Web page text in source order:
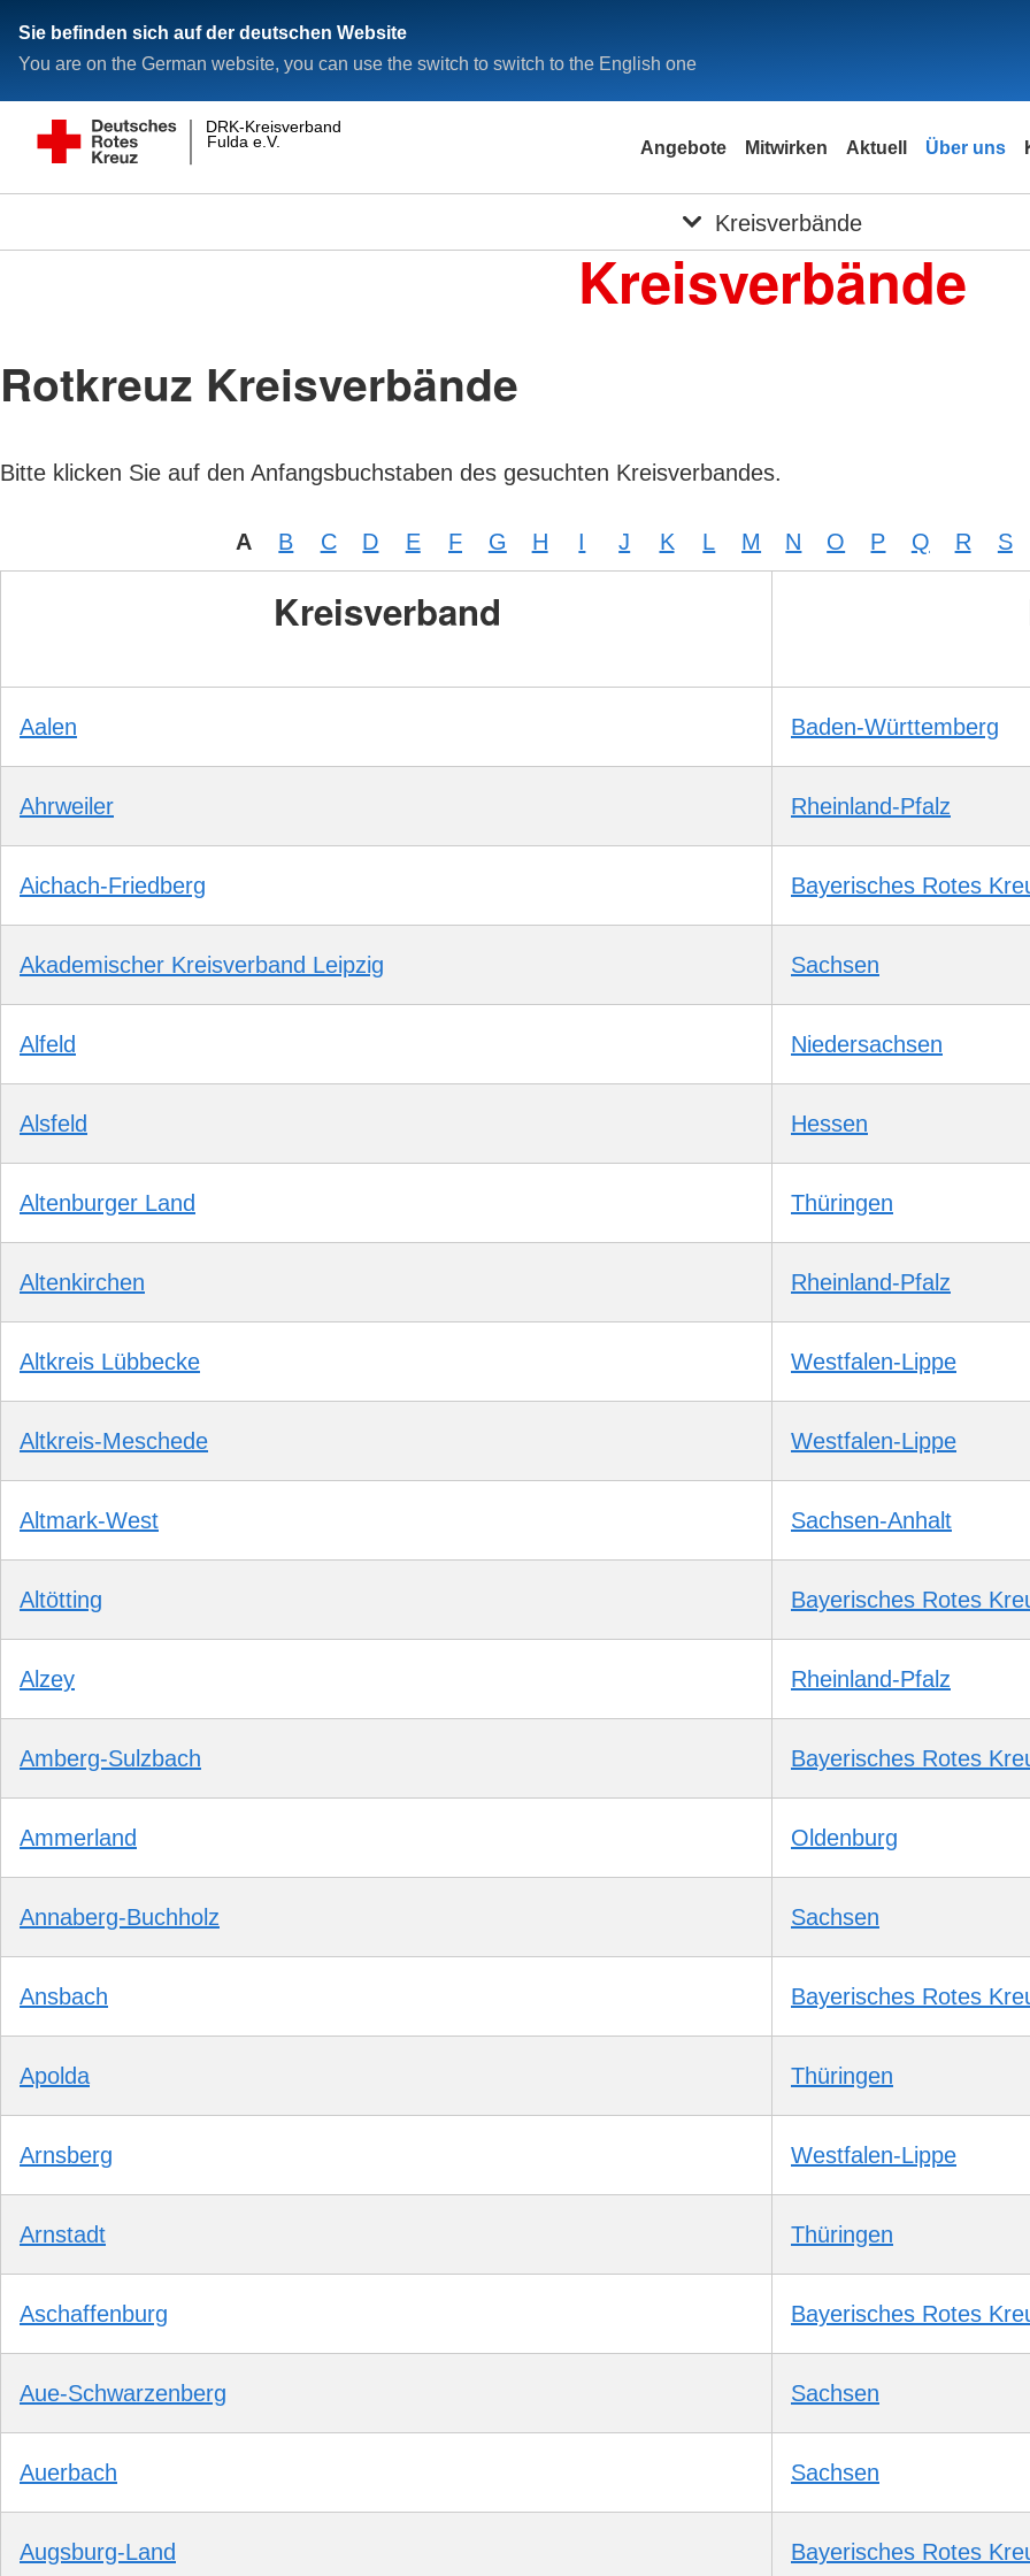
Sie befinden sich auf der deutschen Website
You are on the German website, you can use the switch to switch to the English one
Fulda e.V.
DRK-Kreisverband
Angebote Mitwirken Aktuell Über uns
Kreisverbände
Kreisverbände
Rotkreuz Kreisverbände
Bitte klicken Sie auf den Anfangsbuchstaben des gesuchten Kreisverbandes.
A B C D E F G H I J K L M N O P Q R S
Kreisverband
Aalen Baden-Württemberg
Ahrweiler Rheinland-Pfalz
Aichach-Friedberg Bayerisches Rotes
Akademischer Kreisverband Leipzig Sachsen
Alfeld Niedersachsen
Alsfeld Hessen
Altenburger Land Thüringen
Altenkirchen Rheinland-Pfalz
Altkreis Lübbecke Westfalen-Lippe
Altkreis-Meschede Westfalen-Lippe
Altmark-West Sachsen-Anhalt
Altötting Bayerisches Rotes
Alzey Rheinland-Pfalz
Amberg-Sulzbach Bayerisches Rotes
Ammerland Oldenburg
Annaberg-Buchholz Sachsen
Ansbach Bayerisches Rotes
Apolda Thüringen
Arnsberg Westfalen-Lippe
Arnstadt Thüringen
Aschaffenburg Bayerisches Rotes
Aue-Schwarzenberg Sachsen
Auerbach Sachsen
Augsburg-Land Bayerisches Rotes